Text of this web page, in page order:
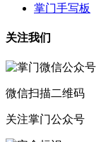
掌门手写板
关注我们
微信扫描二维码
关注掌门公众号